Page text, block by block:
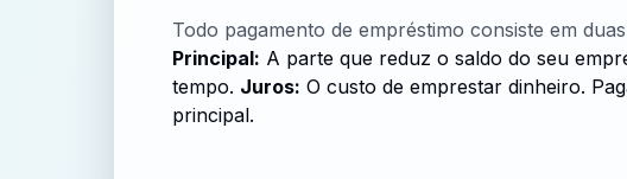
Todo pagamento de empréstimo consiste em
Principal: A parte que reduz o saldo do seu
tempo. Juros: O custo de emprestar dinheiro.
principal.